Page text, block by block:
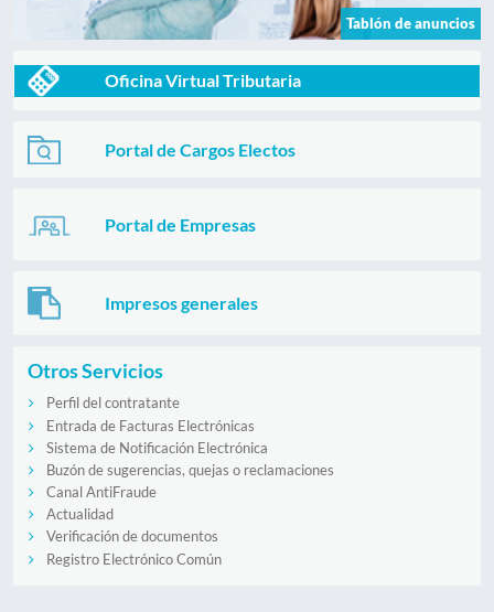
Tablón de anuncios
Oficina Virtual Tributaria
Portal de Cargos Electos
Portal de Empresas
Impresos generales
Otros Servicios
Perfil del contratante
Entrada de Facturas Electrónicas
Sistema de Notificación Electrónica
Buzón de sugerencias, quejas o reclamaciones
Canal AntiFraude
Actualidad
Verificación de documentos
Registro Electrónico Común